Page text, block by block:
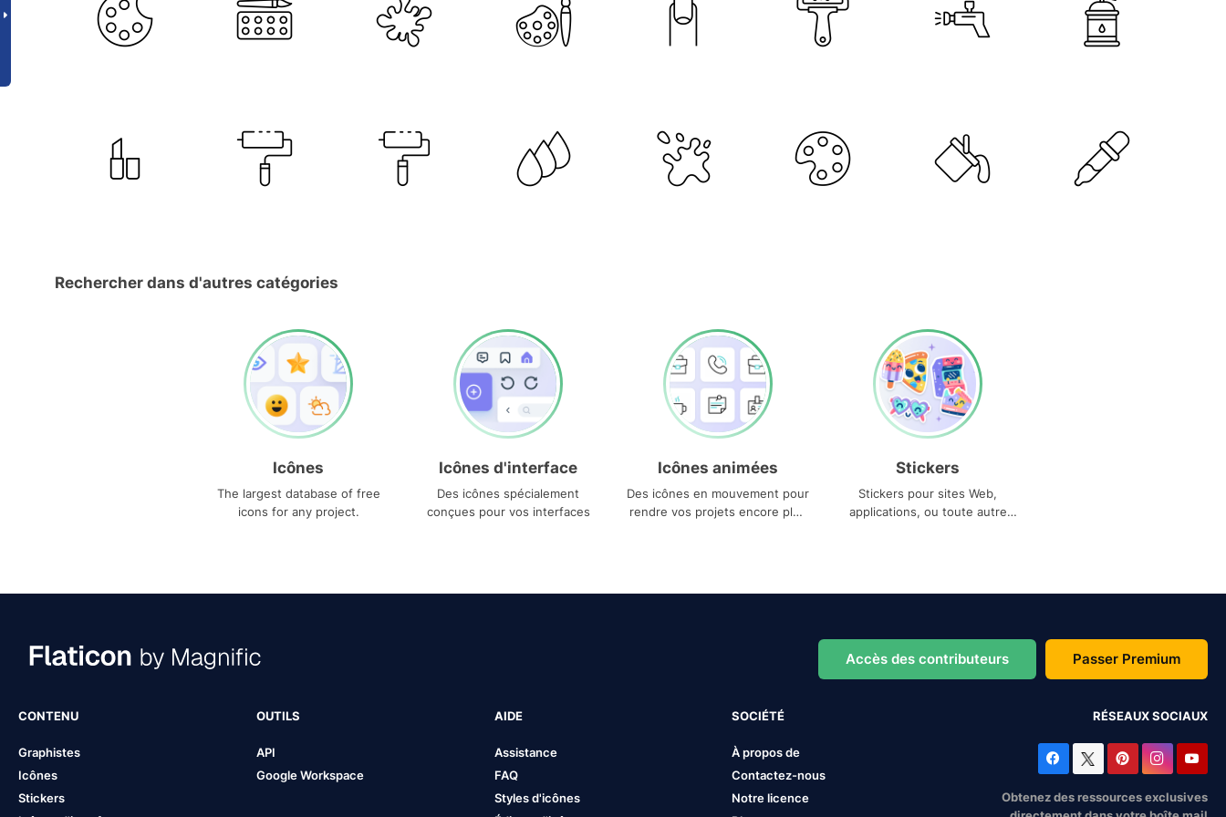
Rechercher dans d'autres catégories
Icônes
The largest database of free
icons for any project.
Icônes d'interface
Des icônes spécialement
conçues pour vos interfaces
Icônes animées
Des icônes en mouvement pour
rendre vos projets encore plus
Stickers
Stickers pour sites Web,
applications, ou toute autre
Accès des contributeurs Passer Premium
CONTENU
Graphistes
Icônes
Stickers
OUTILS
API
Google Workspace
AIDE
Assistance
FAQ
Styles d'icônes
SOCIÉTÉ
À propos de
Contactez-nous
Notre licence
RÉSEAUX SOCIAUX
Obtenez des ressources exclusives